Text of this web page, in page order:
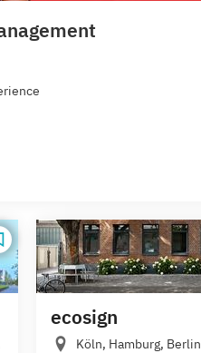
ecosign
Köln, Hamburg,